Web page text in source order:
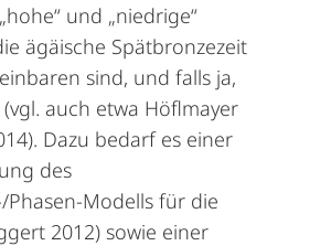
und „niedrige“
ägäische Spätbronzezeit
sind, und falls ja,
auch etwa Höflmayer
Dazu bedarf es einer
des
Modells für die
2012) sowie einer